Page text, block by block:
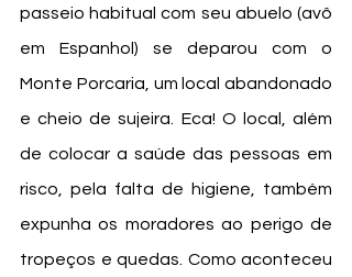
passeio habitual com seu abuelo (avô
em Espanhol) se deparou com o
Monte Porcaria, um local abandonado
e cheio de sujeira. Eca! O local, além
de colocar a saúde das pessoas em
risco, pela falta de higiene, também
expunha os moradores ao perigo de
tropeços e quedas. Como aconteceu